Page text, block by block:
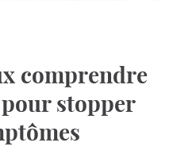
comprendre
stopper